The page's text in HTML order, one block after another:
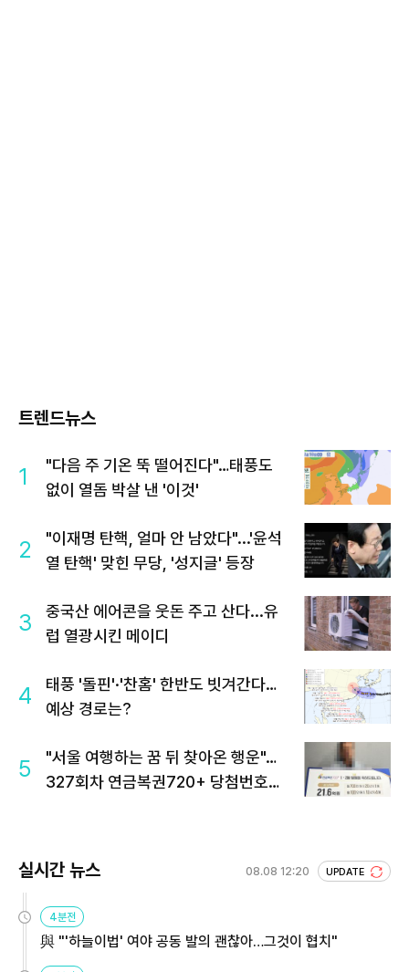
트렌드뉴스
1
"다음 주 기온 뚝 떨어진다"…태풍도
없이 열돔 박살 낸 '이것'
2
"이재명 탄핵, 얼마 안 남았다"...'윤석
열 탄핵' 맞힌 무당, '성지글' 등장
3
중국산 에어콘을 웃돈 주고 산다...유
럽 열광시킨 메이디
4
태풍 '돌핀'·'찬홈' 한반도 빗겨간다…
예상 경로는?
5
"서울 여행하는 꿈 뒤 찾아온 행운"…
327회차 연금복권720+ 당첨번호조
실시간 뉴스 08.08 12:20 UPDATE
4분전
與 "'하늘이법' 여야 공동 발의 괜찮아…그것이 협치"